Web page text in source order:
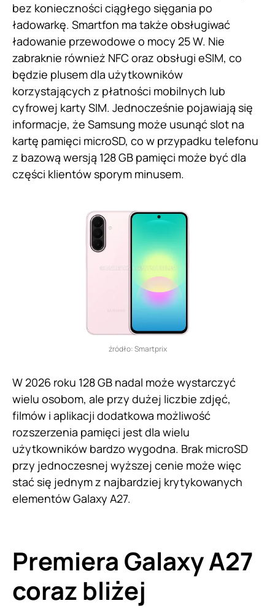
bez konieczności ciągłego sięgania po
ładowarkę. Smartfon ma także obsługiwać
ładowanie przewodowe o mocy 25 W. Nie
zabraknie również NFC oraz obsługi eSIM, co
będzie plusem dla użytkowników
korzystających z płatności mobilnych lub
cyfrowej karty SIM. Jednocześnie pojawiają się
informacje, że Samsung może usunąć slot na
kartę pamięci microSD, co w przypadku telefonu
z bazową wersją 128 GB pamięci może być dla
części klientów sporym minusem.
źródło: Smartprix
W 2026 roku 128 GB nadal może wystarczyć
wielu osobom, ale przy dużej liczbie zdjęć,
filmów i aplikacji dodatkowa możliwość
rozszerzenia pamięci jest dla wielu
użytkowników bardzo wygodna. Brak microSD
przy jednoczesnej wyższej cenie może więc
stać się jednym z najbardziej krytykowanych
elementów Galaxy A27.
Premiera Galaxy A27
coraz bliżej